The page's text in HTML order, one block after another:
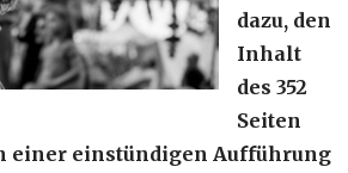
dazu, den
Inhalt
des 352
Seiten
einer einstündigen Aufführung